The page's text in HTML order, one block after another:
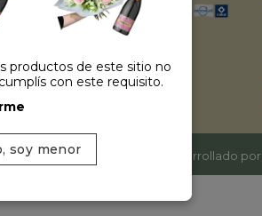
-+54 11 42520309 | Sitio desarrollado por
productos de este sitio no
con este requisito.